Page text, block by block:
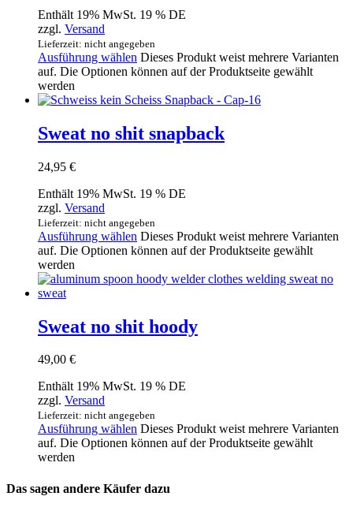
Enthält 19% MwSt. 19 % DE
zzgl. Versand
Lieferzeit: nicht angegeben
Ausführung wählen Dieses Produkt weist mehrere Varianten
auf. Die Optionen können auf der Produktseite gewählt
werden
Sweat no shit snapback
24,95 €
Enthält 19% MwSt. 19 % DE
zzgl. Versand
Lieferzeit: nicht angegeben
Ausführung wählen Dieses Produkt weist mehrere Varianten
auf. Die Optionen können auf der Produktseite gewählt
werden
Sweat no shit hoody
49,00 €
Enthält 19% MwSt. 19 % DE
zzgl. Versand
Lieferzeit: nicht angegeben
Ausführung wählen Dieses Produkt weist mehrere Varianten
auf. Die Optionen können auf der Produktseite gewählt
werden
Das sagen andere Käufer dazu